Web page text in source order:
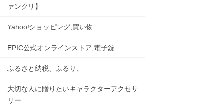
ァンクリ】
Yahoo!ショッピング,買い物
EPIC公式オンラインストア,電子錠
ふるさと納税、ふるり、
大切な人に贈りたいキャラクターアクセサ
リー